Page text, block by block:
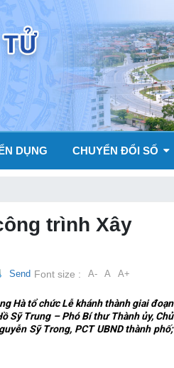
DỤNG CHUYỂN ĐỔI SỐ
trình Xây
Send Font size : A- A A+
Hà tổ chức Lễ khánh thành giai đoạn
Sỹ Trung – Phó Bí thư Thành ủy, Chủ
Sỹ Trong, PCT UBND thành phố;